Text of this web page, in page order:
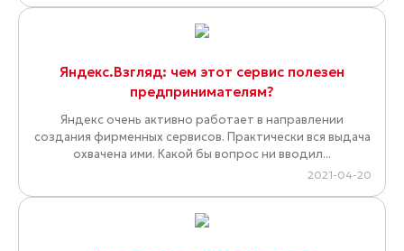
Яндекс.Взгляд: чем этот сервис полезен
предпринимателям?
Яндекс очень активно работает в направлении
создания фирменных сервисов. Практически вся выдача
охвачена ими. Какой бы вопрос ни вводил...
2021-04-20